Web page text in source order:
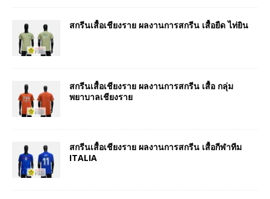
สกรีนเสื้อเชียงราย ผลงานการสกรีน เสื้อยืด ไท่ยิน
สกรีนเสื้อเชียงราย ผลงานการสกรีน เสื้อ กลุ่ม
พยาบาลเชียงราย
สกรีนเสื้อเชียงราย ผลงานการสกรีน เสื้อกีฬาทีม
ITALIA